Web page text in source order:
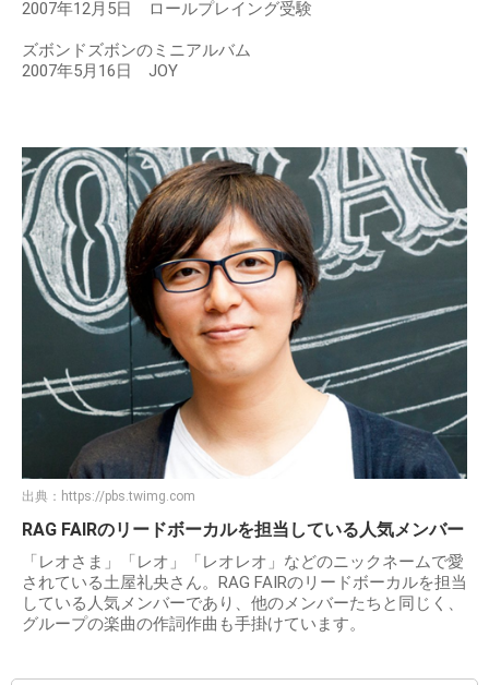
2007年12月5日 ロールプレイング受験
ズボンドズボンのミニアルバム
2007年5月16日 JOY
出典： https://pbs.twimg.com
RAG FAIRのリードボーカルを担当している人気メンバー
「レオさま」「レオ」「レオレオ」などのニックネームで愛
されている土屋礼央さん。RAG FAIRのリードボーカルを担当
している人気メンバーであり、他のメンバーたちと同じく、
グループの楽曲の作詞作曲も手掛けています。